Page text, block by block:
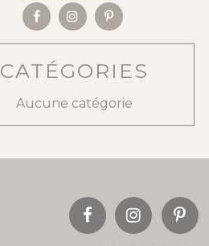
CATÉGORIES
Aucune catégorie